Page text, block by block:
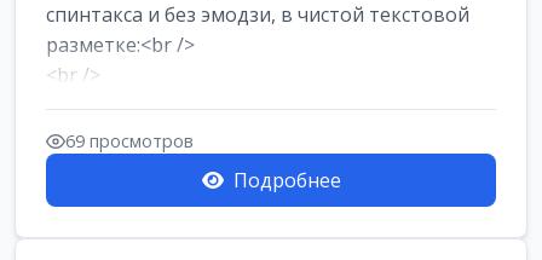
спинтакса и без эмодзи, в чистой текстовой
разметке:<br />
<br />
Работа в Нетании на мебельном
производстве: требу...
69 просмотров
Подробнее